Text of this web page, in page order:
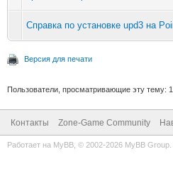
Справка по установке upd3 на
Версия для печати
Пользователи, просматривающие эту тему:
Контакты Zone-Game Community
Работает на MyBB , © 2002-2026 MyBB Group